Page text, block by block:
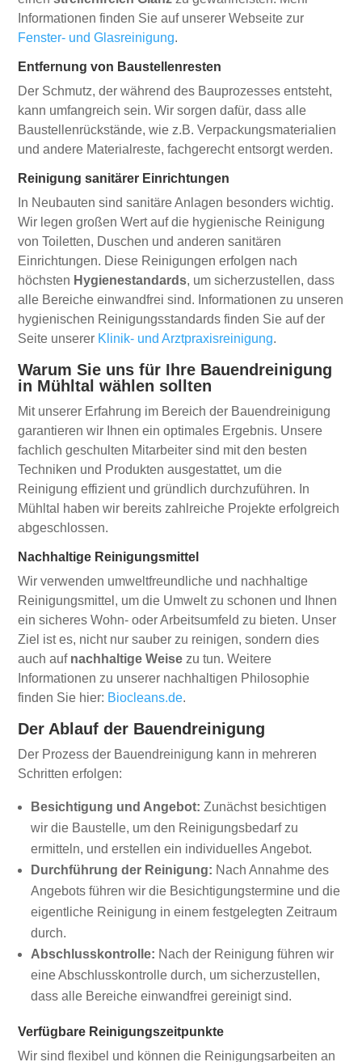
Informationen finden Sie auf unserer Webseite zur
Fenster- und Glasreinigung.
Entfernung von Baustellenresten
Der Schmutz, der während des Bauprozesses entsteht,
kann umfangreich sein. Wir sorgen dafür, dass alle
Baustellenrückstände, wie z.B. Verpackungsmaterialien
und andere Materialreste, fachgerecht entsorgt werden.
Reinigung sanitärer Einrichtungen
In Neubauten sind sanitäre Anlagen besonders wichtig.
Wir legen großen Wert auf die hygienische Reinigung
von Toiletten, Duschen und anderen sanitären
Einrichtungen. Diese Reinigungen erfolgen nach
höchsten Hygienestandards, um sicherzustellen, dass
alle Bereiche einwandfrei sind. Informationen zu unseren
hygienischen Reinigungsstandards finden Sie auf der
Seite unserer Klinik- und Arztpraxisreinigung.
Warum Sie uns für Ihre Bauendreinigung
in Mühltal wählen sollten
Mit unserer Erfahrung im Bereich der Bauendreinigung
garantieren wir Ihnen ein optimales Ergebnis. Unsere
fachlich geschulten Mitarbeiter sind mit den besten
Techniken und Produkten ausgestattet, um die
Reinigung effizient und gründlich durchzuführen. In
Mühltal haben wir bereits zahlreiche Projekte erfolgreich
abgeschlossen.
Nachhaltige Reinigungsmittel
Wir verwenden umweltfreundliche und nachhaltige
Reinigungsmittel, um die Umwelt zu schonen und Ihnen
ein sicheres Wohn- oder Arbeitsumfeld zu bieten. Unser
Ziel ist es, nicht nur sauber zu reinigen, sondern dies
auch auf nachhaltige Weise zu tun. Weitere
Informationen zu unserer nachhaltigen Philosophie
finden Sie hier: Biocleans.de.
Der Ablauf der Bauendreinigung
Der Prozess der Bauendreinigung kann in mehreren
Schritten erfolgen:
Besichtigung und Angebot: Zunächst besichtigen
wir die Baustelle, um den Reinigungsbedarf zu
ermitteln, und erstellen ein individuelles Angebot.
Durchführung der Reinigung: Nach Annahme des
Angebots führen wir die Besichtigungstermine und die
eigentliche Reinigung in einem festgelegten Zeitraum
durch.
Abschlusskontrolle: Nach der Reinigung führen wir
eine Abschlusskontrolle durch, um sicherzustellen,
dass alle Bereiche einwandfrei gereinigt sind.
Verfügbare Reinigungszeitpunkte
Wir sind flexibel und können die Reinigungsarbeiten an